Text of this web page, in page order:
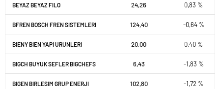
BEYAZ BEYAZ FILO 24,26 0,83 %
BFREN BOSCH FREN SISTEMLERI 124,40 -0,64 %
BIENY BIEN YAPI URUNLERI 20,00 0,40 %
BIGCH BUYUK SEFLER BIGCHEFS 6,43 -1,83 %
BIGEN BIRLESIM GRUP ENERJI 102,80 -1,72 %